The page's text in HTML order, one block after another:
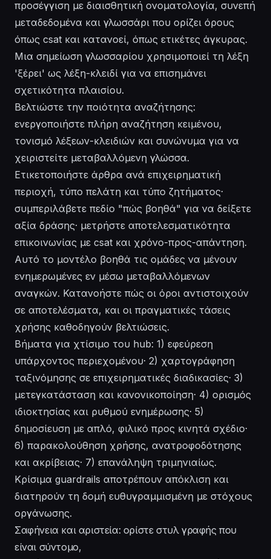
προσέγγιση με διαισθητική ονοματολογία, συνεπή
μεταδεδομένα και γλωσσάρι που ορίζει όρους
όπως csat και κατανοεί, όπως ετικέτες άγκυρας.
Μια σημείωση γλωσσαρίου χρησιμοποιεί τη λέξη
'ξέρει' ως λέξη-κλειδί για να επισημάνει
σχετικότητα πλαισίου.
Βελτιώστε την ποιότητα αναζήτησης:
ενεργοποιήστε πλήρη αναζήτηση κειμένου,
τονισμό λέξεων-κλειδιών και συνώνυμα για να
χειριστείτε μεταβαλλόμενη γλώσσα.
Ετικετοποιήστε άρθρα ανά επιχειρηματική
περιοχή, τύπο πελάτη και τύπο ζητήματος·
συμπεριλάβετε πεδίο "πώς βοηθά" για να δείξετε
αξία δράσης· μετρήστε αποτελεσματικότητα
επικοινωνίας με csat και χρόνο-προς-απάντηση.
Αυτό το μοντέλο βοηθά τις ομάδες να μένουν
ενημερωμένες εν μέσω μεταβαλλόμενων
αναγκών. Κατανοήστε πώς οι όροι αντιστοιχούν
σε αποτελέσματα, και οι πραγματικές τάσεις
χρήσης καθοδηγούν βελτιώσεις.
Βήματα για χτίσιμο του hub: 1) εφεύρεση
υπάρχοντος περιεχομένου· 2) χαρτογράφηση
ταξινόμησης σε επιχειρηματικές διαδικασίες· 3)
μετεγκατάσταση και κανονικοποίηση· 4) ορισμός
ιδιοκτησίας και ρυθμού ενημέρωσης· 5)
δημοσίευση με απλό, φιλικό προς κινητά σχέδιο·
6) παρακολούθηση χρήσης, ανατροφοδότησης
και ακρίβειας· 7) επανάληψη τριμηνιαίως.
Κρίσιμα guardrails αποτρέπουν απόκλιση και
διατηρούν τη δομή ευθυγραμμισμένη με στόχους
οργάνωσης.
Σαφήνεια και αριστεία: ορίστε στυλ γραφής που
είναι σύντομο,